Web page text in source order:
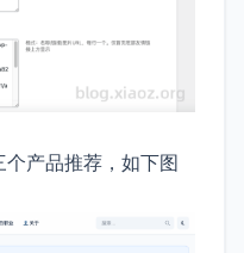
产品推荐，如下图